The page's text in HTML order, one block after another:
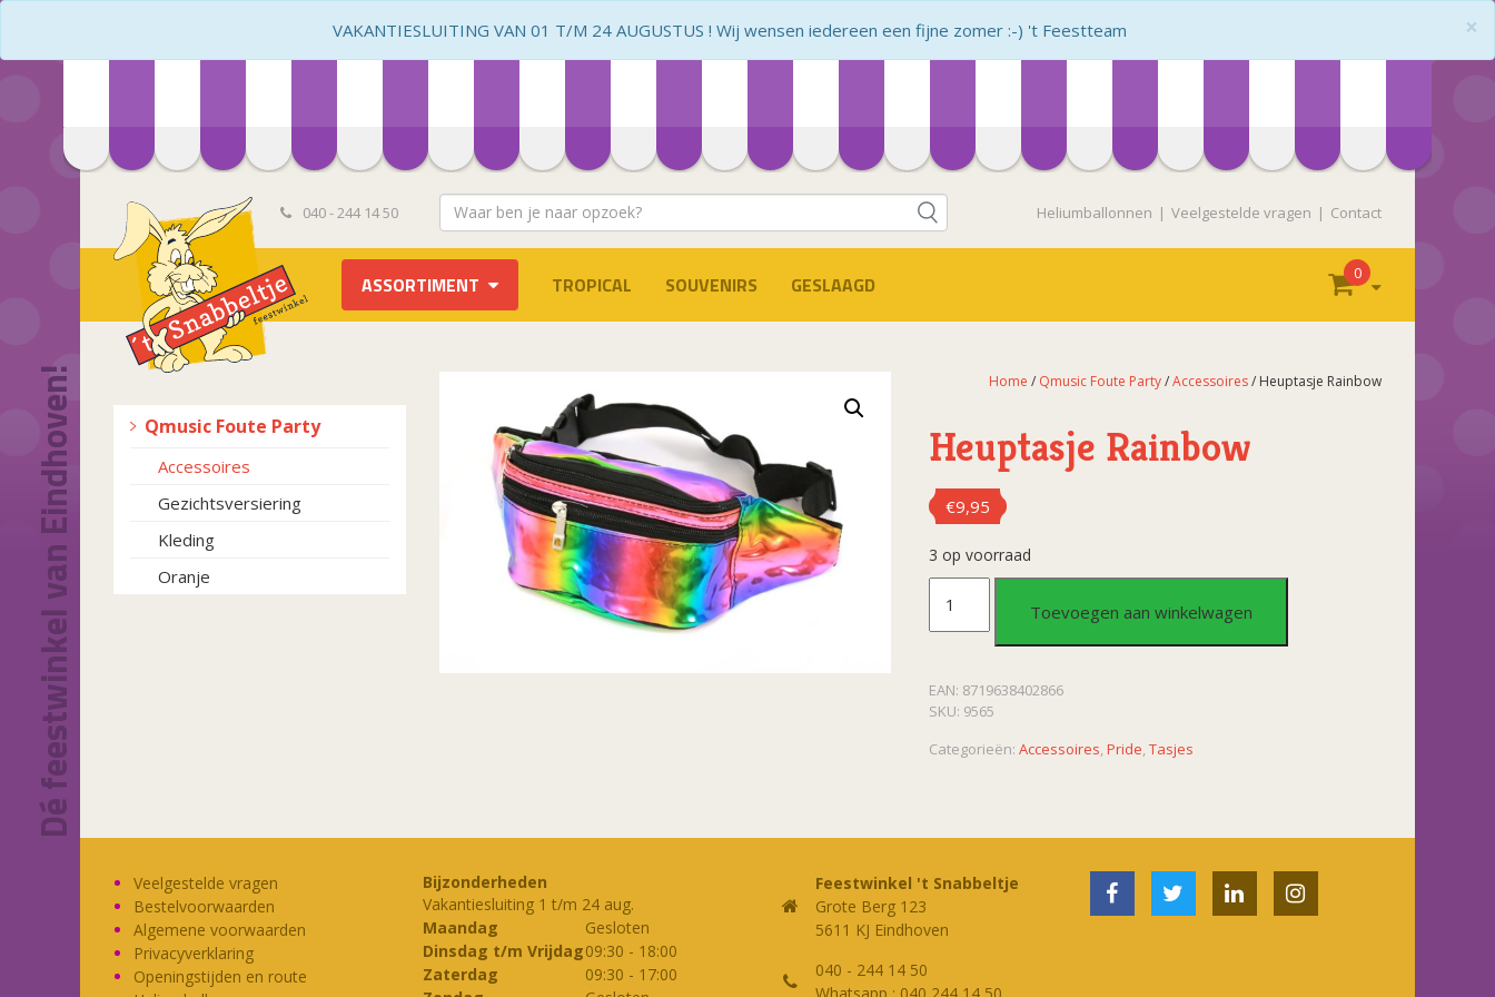
×
VAKANTIESLUITING VAN 01 T/M 24 AUGUSTUS ! Wij wensen iedereen een fijne zomer :-) 't Feestteam
040 - 244 14 50 Heliumballonnen Veelgestelde vragen Contact
ASSORTIMENT TROPICAL SOUVENIRS GESLAAGD 0
Qmusic Foute Party
Accessoires
Gezichtsversiering
Kleding
Oranje
Home / Qmusic Foute Party/Accessoires/ Heuptasje Rainbow
Heuptasje Rainbow
€9,95
3 op voorraad
Heuptasje
Rainbow
aantal
Toevoegen aan winkelwagen
EAN: 8719638402866
SKU: 9565
Categorieën:Accessoires,Pride,Tasjes
Dé feestwinkel van Eindhoven!
Veelgestelde vragen
Bestelvoorwaarden
Algemene voorwaarden
Privacyverklaring
Openingstijden en route
Bijzonderheden
Vakantiesluiting 1 t/m 24 aug.
Maandag
Gesloten
Dinsdag t/m Vrijdag09:30 - 18:00
Zaterdag
09:30 - 17:00
Feestwinkel 't Snabbeltje
Grote Berg 123
5611 KJ Eindhoven
040 - 244 14 50